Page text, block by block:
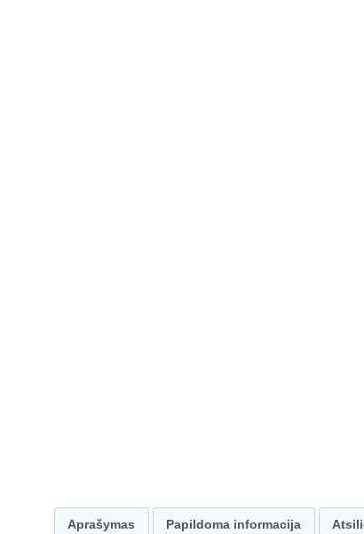
Aprašymas Papildoma informacija